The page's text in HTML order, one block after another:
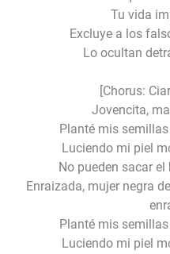
Tu vida
Excluye a los
Lo ocultan
[Chorus:
Jovencita,
Planté mis
Luciendo mi piel
No pueden sacar
Enraizada, mujer negra
Planté mis
Luciendo mi piel